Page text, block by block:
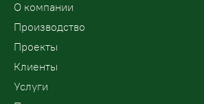
О компании
Производство
Проекты
Клиенты
Услуги